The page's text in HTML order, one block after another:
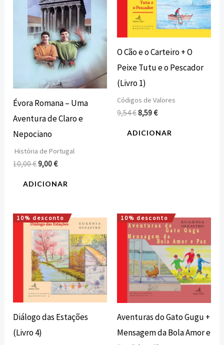
Évora Romana – Uma
Aventura de Claro e
Nepociano
História de Portugal
10,00€9,00€
ADICIONAR
O Cão e o Carteiro + O
Peixe Tutu e o Pescador
(Livro 1)
Códigos de Valores
9,54€8,59€
ADICIONAR
10% desconto
Diálogo das Estações
(Livro 4)
O
preço
original
era:
9,54 €.
O
preço
atual
é:
8,59 €.
10% desconto
Aventuras do Gato Gugu +
Mensagem da Bola Amor e
O
original
era:
9,54 €.
O
preço
atual
8,59 €.